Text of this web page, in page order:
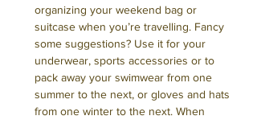
organizing your weekend bag or
suitcase when you’re travelling. Fancy
some suggestions? Use it for your
underwear, sports accessories or to
pack away your swimwear from one
summer to the next, or gloves and hats
from one winter to the next. When